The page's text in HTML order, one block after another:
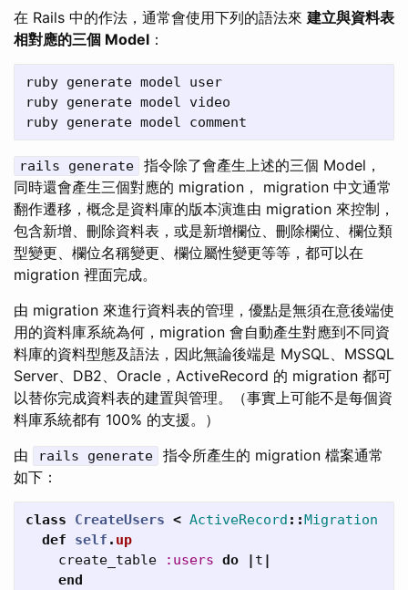
在 Rails 中的作法，通常會使用下列的語法來 建立與資料表
相對應的三個 Model ：
ruby generate model user
ruby generate model video
rails generate
指令除了會產生上述的三個 Model，
同時還會產生三個對應的 migration， migration 中文通常
翻作遷移，概念是資料庫的版本演進由 migration 來控制，
包含新增、刪除資料表，或是新增欄位、刪除欄位、欄位類
型變更、欄位名稱變更、欄位屬性變更等等，都可以在
migration 裡面完成。
由 migration 來進行資料表的管理，優點是無須在意後端使
用的資料庫系統為何，migration 會自動產生對應到不同資
料庫的資料型態及語法，因此無論後端是 MySQL、MSSQL
Server、DB2、Oracle，ActiveRecord 的 migration 都可
以替你完成資料表的建置與管理。（事實上可能不是每個資
料庫系統都有 100% 的支援。）
由
rails generate
指令所產生的 migration 檔案通常
如下：
class CreateUsers < ActiveRecord ::Migration
def
self . up
create_table
:users do | t |
end